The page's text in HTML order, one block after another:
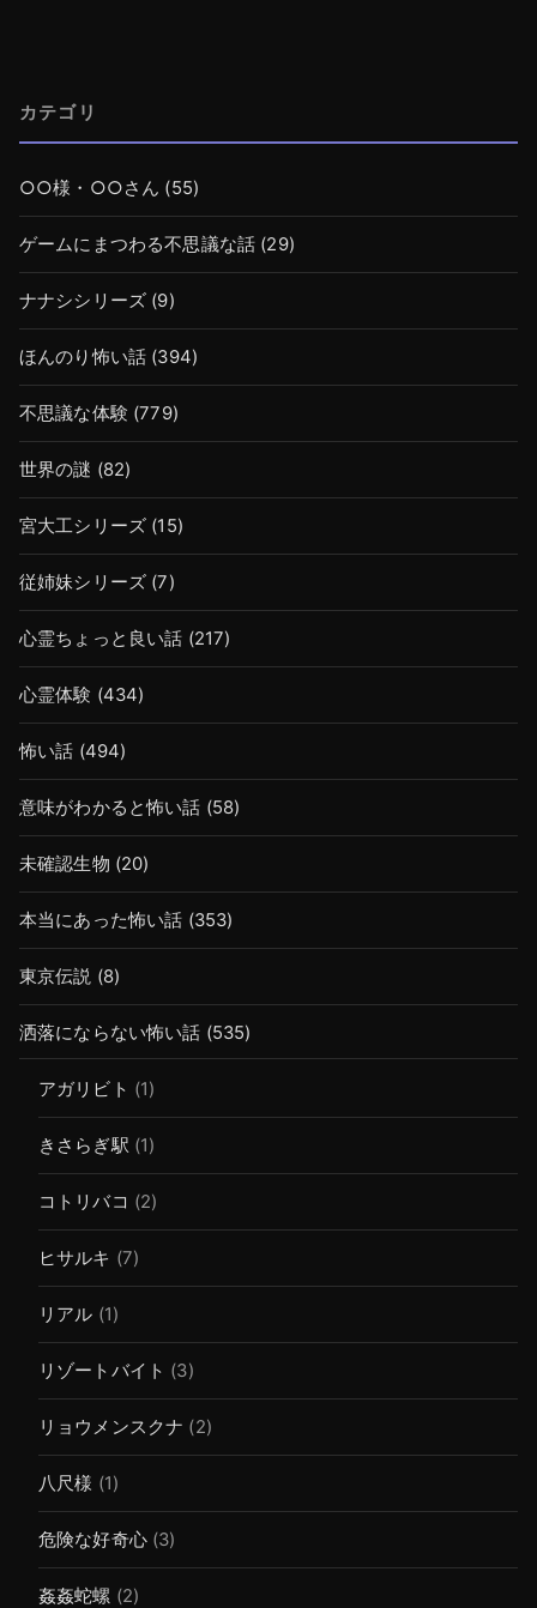
カテゴリ
○○様・○○さん (55)
ゲームにまつわる不思議な話 (29)
ナナシシリーズ (9)
ほんのり怖い話 (394)
不思議な体験 (779)
世界の謎 (82)
宮大工シリーズ (15)
従姉妹シリーズ (7)
心霊ちょっと良い話 (217)
心霊体験 (434)
怖い話 (494)
意味がわかると怖い話 (58)
未確認生物 (20)
本当にあった怖い話 (353)
東京伝説 (8)
洒落にならない怖い話 (535)
アガリビト (1)
きさらぎ駅 (1)
コトリバコ (2)
ヒサルキ (7)
リアル (1)
リゾートバイト (3)
リョウメンスクナ (2)
八尺様 (1)
危険な好奇心(3)
姦姦蛇螺 (2)